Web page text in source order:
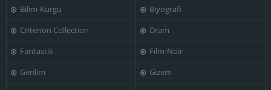
Bilim-Kurgu
Biyografi
Criterion Collection
Dram
Fantastik
Film-Noir
Gerilim
Gizem